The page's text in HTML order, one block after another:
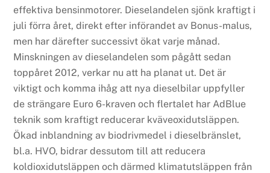
effektiva bensinmotorer. Dieselandelen sjönk kraftigt i
juli förra året, direkt efter införandet av Bonus-malus,
men har därefter successivt ökat varje månad.
Minskningen av dieselandelen som pågått sedan
toppåret 2012, verkar nu att ha planat ut. Det är
viktigt och komma ihåg att nya dieselbilar uppfyller
de strängare Euro 6-kraven och flertalet har AdBlue
teknik som kraftigt reducerar kväveoxidutsläppen.
Ökad inblandning av biodrivmedel i dieselbränslet,
bl.a. HVO, bidrar dessutom till att reducera
koldioxidutsläppen och därmed klimatutsläppen från